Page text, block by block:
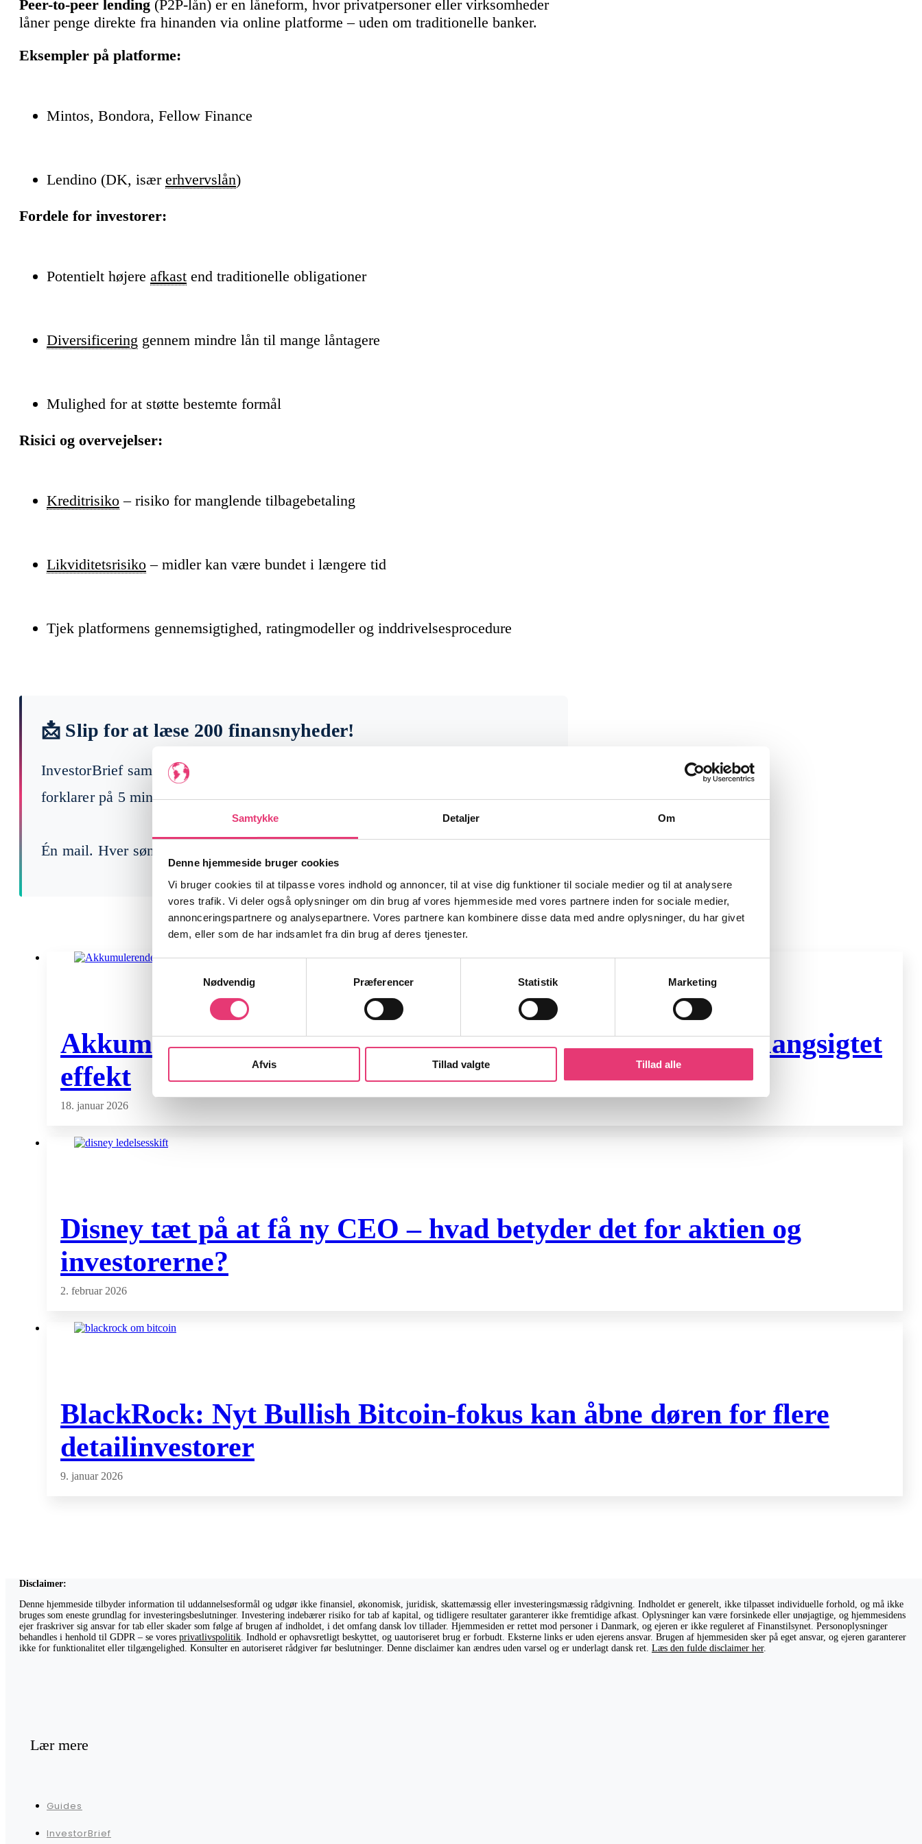
Samtykke Detaljer Om
Denne hjemmeside bruger cookies
Vi bruger cookies til at tilpasse vores indhold og annoncer, til at vise dig funktioner til sociale medier og til at analysere
vores trafik. Vi deler også oplysninger om din brug af vores hjemmeside med vores partnere inden for sociale medier,
annonceringspartnere og analysepartnere. Vores partnere kan kombinere disse data med andre oplysninger, du har givet
dem, eller som de har indsamlet fra din brug af deres tjenester.
Samtykkevalg
Nødvendig
Præferencer Statistik Marketing
Afvis Tillad valgte Tillad alle
Peer-to-peer lending (P2P-lån) er en låneform, hvor privatpersoner eller virksomheder
låner penge direkte fra hinanden via online platforme – uden om traditionelle banker.
Eksempler på platforme:
Mintos, Bondora, Fellow Finance
Lendino (DK, især erhvervslån)
Fordele for investorer:
Potentielt højere afkast end traditionelle obligationer
Diversificering gennem mindre lån til mange låntagere
Mulighed for at støtte bestemte formål
Risici og overvejelser:
Kreditrisiko – risiko for manglende tilbagebetaling
Likviditetsrisiko – midler kan være bundet i længere tid
Tjek platformens gennemsigtighed, ratingmodeller og inddrivelsesprocedure
📩 Slip for at læse 200 finansnyheder!
InvestorBrief samler ugens vigtigste begivenheder fra finansmarkederne og
forklarer på 5 min, hvad der faktisk betyder noget for dig som investor.
Én mail. Hver søndag. Gratis.
Akkumulerende ETF forklaret – Skat, geninvestering og langsigtet
effekt
18. januar 2026
Disney tæt på at få ny CEO – hvad betyder det for aktien og
investorerne?
2. februar 2026
BlackRock: Nyt Bullish Bitcoin-fokus kan åbne døren for flere
detailinvestorer
9. januar 2026
Disclaimer:
Denne hjemmeside tilbyder information til uddannelsesformål og udgør ikke finansiel, økonomisk, juridisk, skattemæssig eller investeringsmæssig rådgivning. Indholdet er generelt, ikke tilpasset individuelle forhold, og må ikke
bruges som eneste grundlag for investeringsbeslutninger. Investering indebærer risiko for tab af kapital, og tidligere resultater garanterer ikke fremtidige afkast. Oplysninger kan være forsinkede eller unøjagtige, og hjemmesidens
ejer fraskriver sig ansvar for tab eller skader som følge af brugen af indholdet, i det omfang dansk lov tillader. Hjemmesiden er rettet mod personer i Danmark, og ejeren er ikke reguleret af Finanstilsynet. Personoplysninger
behandles i henhold til GDPR – se vores privatlivspolitik. Indhold er ophavsretligt beskyttet, og uautoriseret brug er forbudt. Eksterne links er uden ejerens ansvar. Brugen af hjemmesiden sker på eget ansvar, og ejeren garanterer
ikke for funktionalitet eller tilgængelighed. Konsulter en autoriseret rådgiver før beslutninger. Denne disclaimer kan ændres uden varsel og er underlagt dansk ret. Læs den fulde disclaimer her.
Lær mere
Guides
InvestorBrief